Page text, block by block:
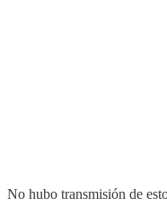
No hubo transmisión de